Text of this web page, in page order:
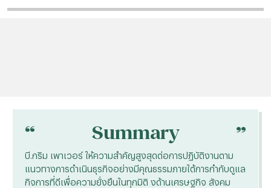
“ Summary “
บี.กริม เพาเวอร์ ให้ความสำคัญสูงสุดต่อการปฏิบัติงานตาม
แนวทางการดำเนินธุรกิจอย่างมีคุณธรรมภายใต้การกำกับดูแล
กิจการที่ดีเพื่อความยั่งยืนในทุกมิติ งด้านเศรษฐกิจ สังคม